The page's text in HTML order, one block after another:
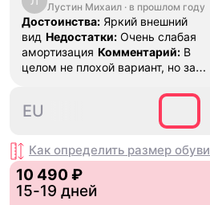
"Bright Crimson" PF
Лустин Михаил · в прошлом году
Достоинства: Яркий внешний
вид Недостатки: Очень слабая
амортизация Комментарий: В
целом не плохой вариант, но за
множество других более хороших
баскетбольных кроссовок
EU
Как определить размер обуви
10 490 ₽
15-19 дней